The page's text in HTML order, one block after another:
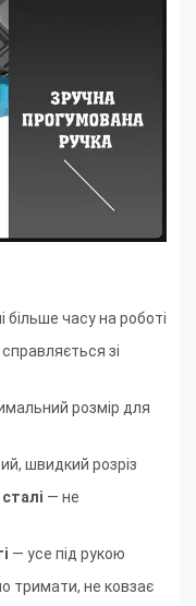
більше часу на роботі
зі
розмір для
швидкий розріз
— не
— усе під рукою
тримати, не ковзає